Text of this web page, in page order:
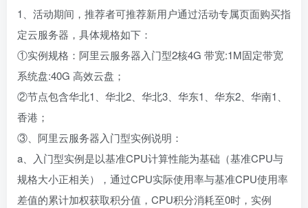
1、活动期间，推荐者可推荐新用户通过活动专属页面购买指
定云服务器，具体规格如下：
①实例规格：阿里云服务器入门型2核4G 带宽:1M固定带宽
系统盘:40G 高效云盘；
②节点包含华北1、华北2、华北3、华东1、华东2、华南1、
香港；
③、阿里云服务器入门型实例说明：
a、入门型实例是以基准CPU计算性能为基础（基准CPU与
规格大小正相关），通过CPU实际使用率与基准CPU使用率
差值的累计加权获取积分值，CPU积分消耗至0时，实例